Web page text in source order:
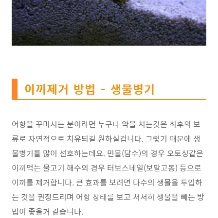
이끼제거 방법 - 생물병기
어항을 꾸미시는 분이라면 누구나 약을 치는것은 최후의 보
류로 자연적으로 치유되길 원하실겁니다. 그렇기 때문에 생
물병기를 많이 선호하는데요. 민물(담수)의 경우 오토싱같은
이끼먹는 물고기 해수의 경우 터보스네일(보말고동) 등으로
이끼를 제거합니다. 큰 효과를 보려면 다수의 생물을 투입하
는 것을 권장드리며 어항 상태를 보고 서서히 생물을 빼는 방
법이 좋을거 같습니다.